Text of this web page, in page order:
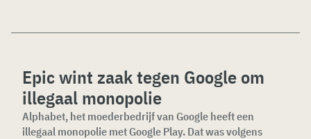
Epic wint zaak tegen Google om
illegaal monopolie
Alphabet, het moederbedrijf van Google heeft een
illegaal monopolie met Google Play. Dat was volgens